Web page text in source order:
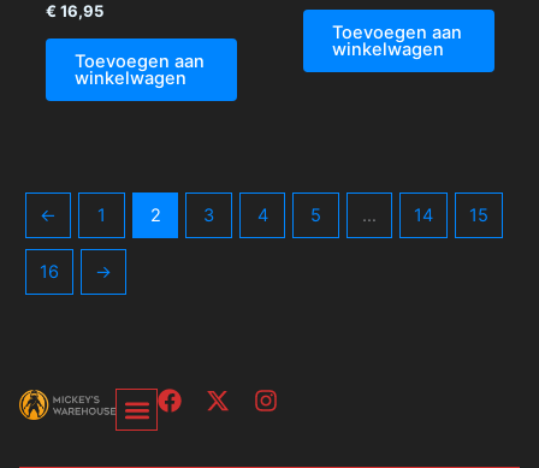
€ 16,95
Toevoegen aan
winkelwagen
Toevoegen aan
winkelwagen
← 1 2 3 4 5 … 14 15
16 →
F
X
I